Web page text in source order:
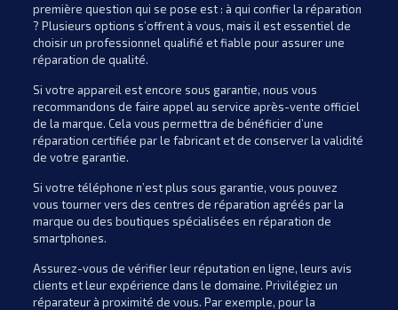
première question qui se pose est : à qui confier la réparation
? Plusieurs options s’offrent à vous, mais il est essentiel de
choisir un professionnel qualifié et fiable pour assurer une
réparation de qualité.
Si votre appareil est encore sous garantie, nous vous
recommandons de faire appel au service après-vente officiel
de la marque. Cela vous permettra de bénéficier d’une
réparation certifiée par le fabricant et de conserver la validité
de votre garantie.
Si votre téléphone n’est plus sous garantie, vous pouvez
vous tourner vers des centres de réparation agréés par la
marque ou des boutiques spécialisées en réparation de
smartphones.
Assurez-vous de vérifier leur réputation en ligne, leurs avis
clients et leur expérience dans le domaine. Privilégiez un
réparateur à proximité de vous. Par exemple, pour la